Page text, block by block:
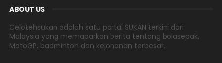
ABOUT US
Celotehsukan adalah satu portal SUKAN terkini dari
Malaysia yang memaparkan berita tentang bolasepak,
MotoGP, badminton dan kejohanan terbesar.